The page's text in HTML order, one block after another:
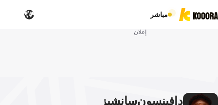
مباشر
إعلان
دافينسونسانشيز